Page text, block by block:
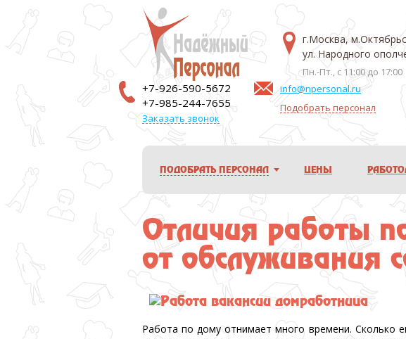
г.Москва,
ул. Народного
Пн.-Пт., с 11:00 до 17:00
+7-926-590-5672
+7-985-244-7655
Заказать звонок
info@npersonal.ru
Подобрать персонал
ПОДОБРАТЬ ПЕРСОНАЛ ЦЕНЫ
Отличия работы
от обслуживания
Работа по дому отнимает много времени. Сколько